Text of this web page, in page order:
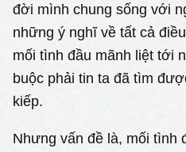
đời mình chung sống với
những ý nghĩ về tất cả
mối tình đầu mãnh liệt tới
buộc phải tin ta đã tìm
kiếp.
Nhưng vấn đề là, mối tình